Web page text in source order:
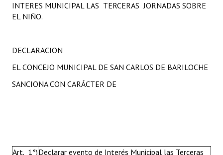
Constitución Nacional
Carta Orgánica 2007
INTERES MUNICIPAL LAS TERCERAS JORNADAS SOBRE
EL NIÑO.
DECLARACION
EL CONCEJO MUNICIPAL DE SAN CARLOS DE BARILOCHE
SANCIONA CON CARÁCTER DE
Art. 1°)Declarar evento de Interés Municipal las Terceras